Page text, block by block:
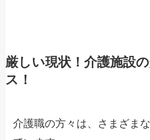
厳しい現状！介護施設
ス！
介護職の方々は、さまざま